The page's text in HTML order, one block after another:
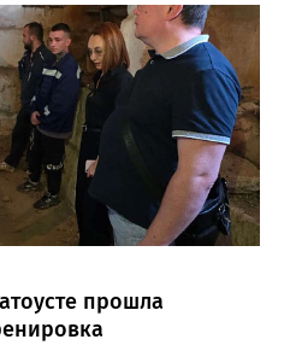
в школе сформировался
объединённый общими
делу. Для многих Галина
только талантливым
Учителем с большой буквы», -
№23 во ВКонтакте. Свои
Ивановны выразил глава
вклад зафиксирован в
главное - он остался в
она поддержала, в тех
Заслуженный учитель РФ,
обладатель медали «За
оставила не только
живой механизм
её принципами», - говорится
прошла